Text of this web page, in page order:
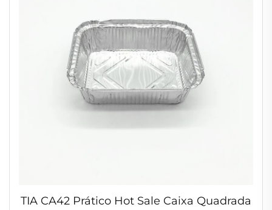
TIA CA42 Prático Hot Sale Caixa Quadrada